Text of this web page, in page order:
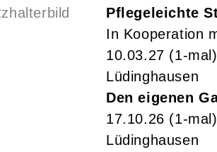
Pflegeleichte
In Kooperation
10.03.27 (1-mal)
Lüdinghausen
Den eigenen
17.10.26 (1-
Lüdinghausen